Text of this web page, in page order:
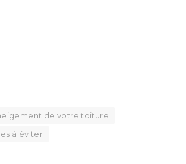
de votre toiture
à éviter